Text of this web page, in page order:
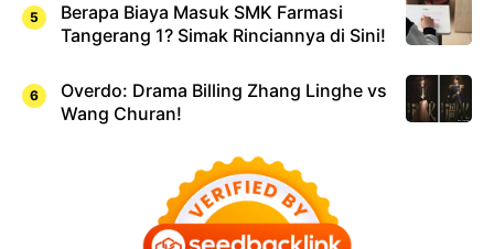
Berapa Biaya Masuk SMK Farmasi
Tangerang 1? Simak Rinciannya di Sini!
Overdo: Drama Billing Zhang Linghe vs
Wang Churan!